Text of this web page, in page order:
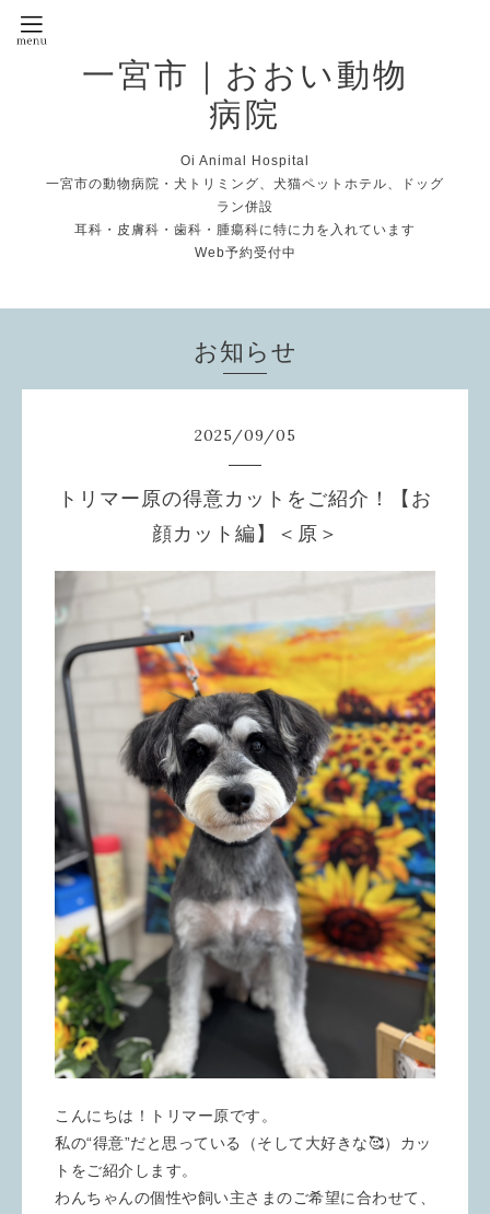
一宮市｜おおい動物
病院
Oi Animal Hospital
一宮市の動物病院・犬トリミング、犬猫ペットホテル、ドッグ
ラン併設
耳科・皮膚科・歯科・腫瘍科に特に力を入れています
Web予約受付中
お知らせ
2025/09/05
トリマー原の得意カットをご紹介！【お
顔カット編】＜原＞
こんにちは！トリマー原です。
私の“得意”だと思っている（そして大好きな🥰）カッ
トをご紹介します。
わんちゃんの個性や飼い主さまのご希望に合わせて、